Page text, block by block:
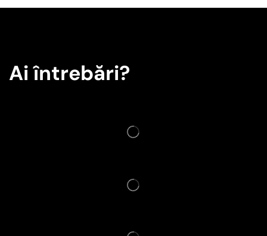
Ai întrebări?